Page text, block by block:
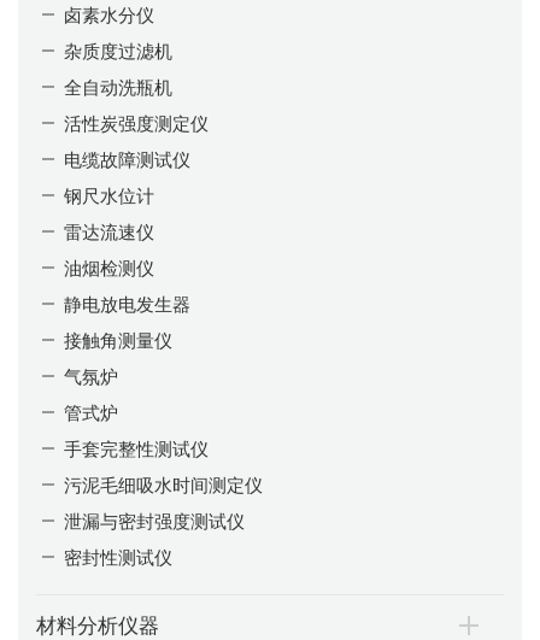
卤素水分仪
杂质度过滤机
全自动洗瓶机
活性炭强度测定仪
电缆故障测试仪
钢尺水位计
雷达流速仪
油烟检测仪
静电放电发生器
接触角测量仪
气氛炉
管式炉
手套完整性测试仪
污泥毛细吸水时间测定仪
泄漏与密封强度测试仪
密封性测试仪
材料分析仪器